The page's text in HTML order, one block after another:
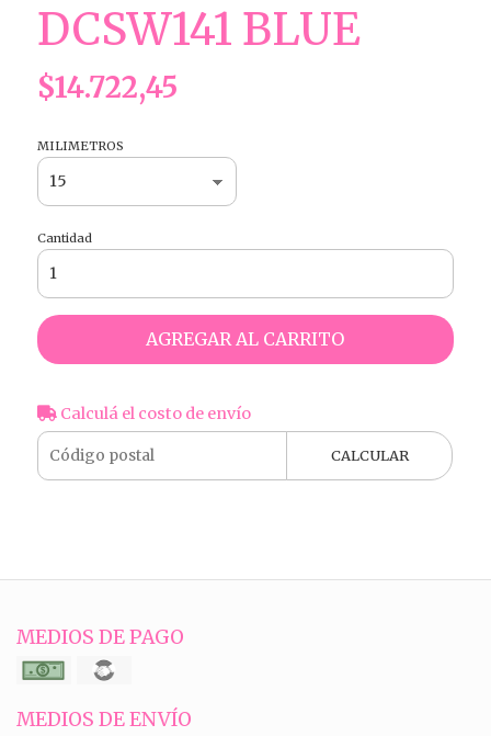
DCSW141 BLUE
$14.722,45
MILIMETROS
Cantidad
AGREGAR AL CARRITO
Calculá el costo de envío
CALCULAR
MEDIOS DE PAGO
MEDIOS DE ENVÍO